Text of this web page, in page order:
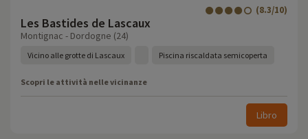
Les Bastides de Lascaux
(8.3/10)
Montignac - Dordogne (24)
Vicino alle grotte di Lascaux Piscina riscaldata semicoperta
Scopri le attività nelle vicinanze
Libro